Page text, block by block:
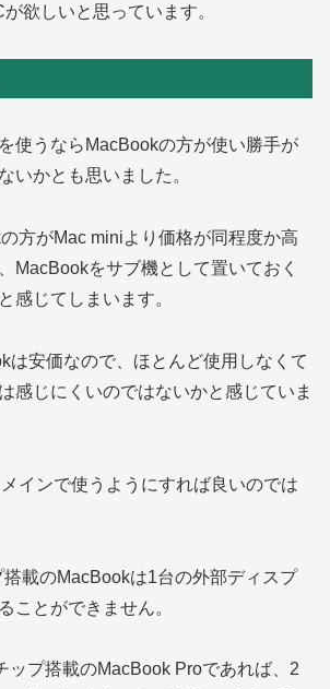
欲しいと思っています。
使うならMacBookの方が使い勝手が
いかとも思いました。
方がMac miniより価格が同程度か高
MacBookをサブ機として置いておく
感じてしまいます。
は安価なので、ほとんど使用しなくて
感じにくいのではないかと感じていま
インで使うようにすれば良いのでは
搭載のMacBookは1台の外部ディスプ
ことができません。
ップ搭載のMacBook Proであれば、2